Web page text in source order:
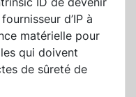
d’IP à
matérielle pour
qui doivent
de sûreté de